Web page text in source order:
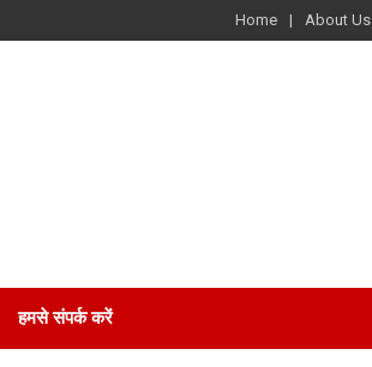
Home About Us
हमसे संपर्क करें